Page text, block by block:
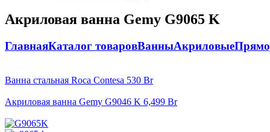
Акриловая ванна Gemy G9065 K
ГлавнаяКаталог товаровВанныАкриловые
Ванна стальная Roca Contesa 530 Br
Акриловая ванна Gemy G9046 K 6,499 Br